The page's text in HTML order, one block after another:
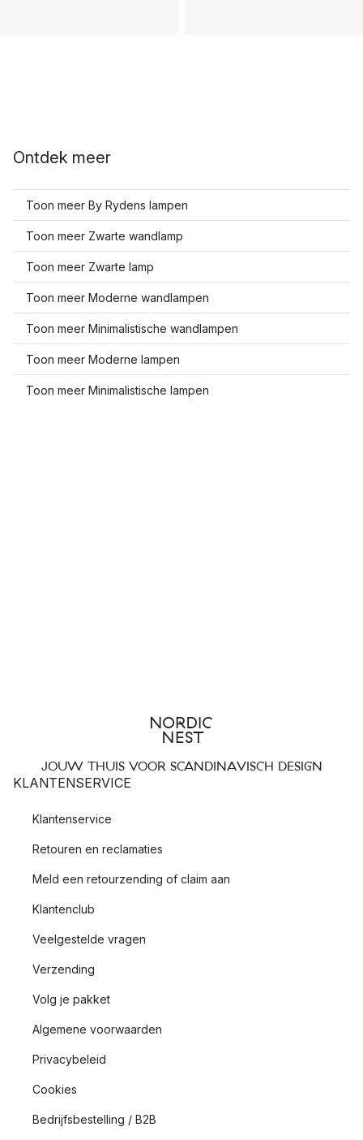
Ontdek meer
Toon meer By Rydens lampen
Toon meer Zwarte wandlamp
Toon meer Zwarte lamp
Toon meer Moderne wandlampen
Toon meer Minimalistische wandlampen
Toon meer Moderne lampen
Toon meer Minimalistische lampen
JOUW THUIS VOOR SCANDINAVISCH DESIGN
KLANTENSERVICE
Klantenservice
Retouren en reclamaties
Meld een retourzending of claim aan
Klantenclub
Veelgestelde vragen
Verzending
Volg je pakket
Algemene voorwaarden
Privacybeleid
Cookies
Bedrijfsbestelling / B2B